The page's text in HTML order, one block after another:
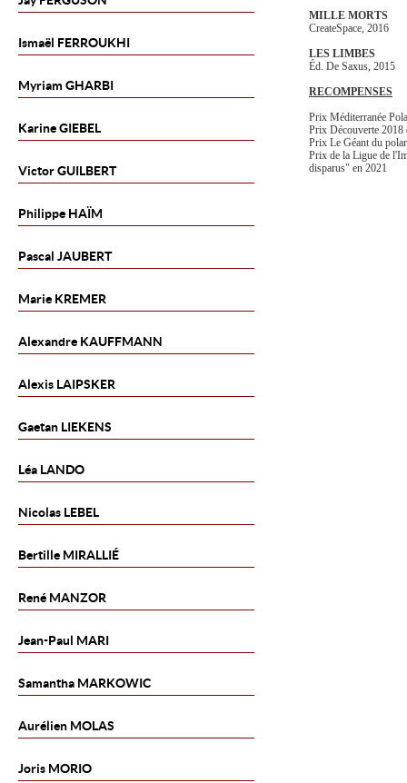
Ismaël FERROUKHI
Myriam GHARBI
KarineGIEBEL
VictorGUILBERT
Philippe HAÏM
Pascal JAUBERT
Marie KREMER
Alexandre KAUFFMANN
Alexis LAIPSKER
Gaetan LIEKENS
Léa LANDO
Nicolas LEBEL
Bertille MIRALLIÉ
René MANZOR
Jean-Paul MARI
Samantha MARKOWIC
Aurélien MOLAS
Joris MORIO
MILLE MORTS
CreateSpace, 2016
LES LIMBES
Éd. De Saxus, 2015
RECOMPENSES
Prix Méditerranée
Prix Découverte 2018
Prix Le Géant du
Prix de la Ligue de
disparus" en 2021